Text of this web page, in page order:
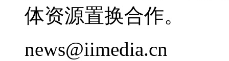
体资源置换合作。
news@iimedia.cn